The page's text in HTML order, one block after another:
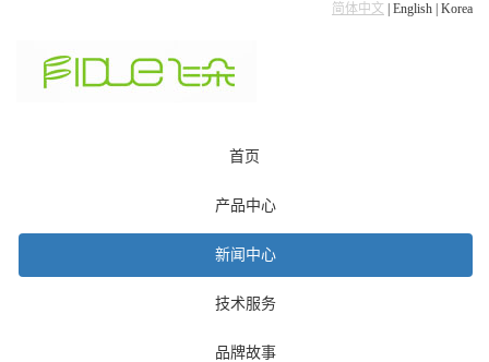
简体中文 English Korea
首页
产品中心
新闻中心
技术服务
品牌故事